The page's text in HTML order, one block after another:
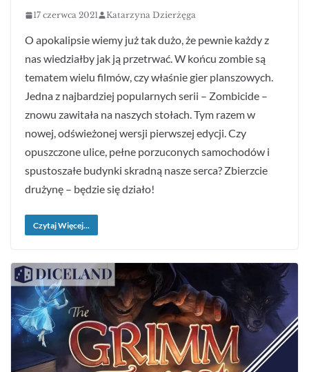
17 czerwca 2021 Katarzyna Dzierżęga
O apokalipsie wiemy już tak dużo, że pewnie każdy z
nas wiedziałby jak ją przetrwać. W końcu zombie są
tematem wielu filmów, czy właśnie gier planszowych.
Jedna z najbardziej popularnych serii – Zombicide –
znowu zawitała na naszych stołach. Tym razem w
nowej, odświeżonej wersji pierwszej edycji. Czy
opuszczone ulice, pełne porzuconych samochodów i
spustoszałe budynki skradną nasze serca? Zbierzcie
drużynę – będzie się działo!
Czytaj Więcej...